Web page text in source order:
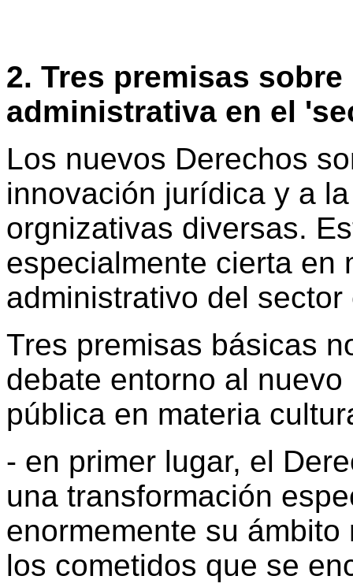
2. Tres premisas
administrativa en el
Los nuevos Derechos
innovación jurídica y a
orgnizativas diversas.
especialmente cierta en
administrativo del sector
Tres premisas básicas
debate entorno al
pública en materia
- en primer lugar, el
una transformación
enormemente su
los cometidos que se